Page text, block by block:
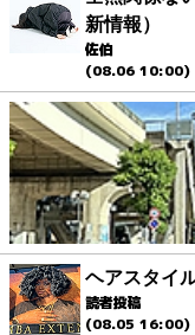
新情報）
佐伯
(08.06 10:00)
ヘアスタイ
読者投稿
(08.05 16:00)